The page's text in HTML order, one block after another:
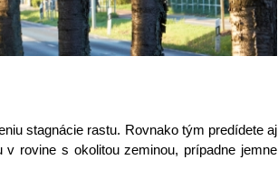
stagnácie rastu. Rovnako tým predídete aj
rovine s okolitou zeminou, prípadne jemne